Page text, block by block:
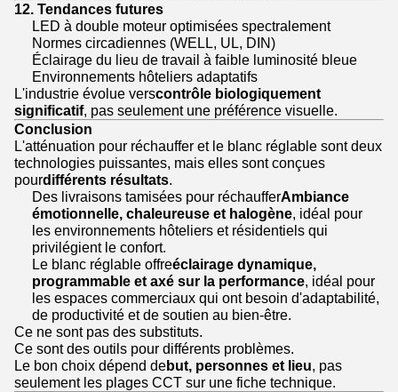
12. Tendances futures
LED à double moteur optimisées spectralement
Normes circadiennes (WELL, UL, DIN)
Éclairage du lieu de travail à faible luminosité bleue
Environnements hôteliers adaptatifs
L'industrie évolue verscontrôle biologiquement
significatif, pas seulement une préférence visuelle.
Conclusion
L'atténuation pour réchauffer et le blanc réglable sont deux
technologies puissantes, mais elles sont conçues
pourdifférents résultats.
Des livraisons tamisées pour réchaufferAmbiance
émotionnelle, chaleureuse et halogène, idéal pour
les environnements hôteliers et résidentiels qui
privilégient le confort.
Le blanc réglable offreéclairage dynamique,
programmable et axé sur la performance, idéal pour
les espaces commerciaux qui ont besoin d'adaptabilité,
de productivité et de soutien au bien-être.
Ce ne sont pas des substituts.
Ce sont des outils pour différents problèmes.
Le bon choix dépend debut, personnes et lieu, pas
seulement les plages CCT sur une fiche technique.